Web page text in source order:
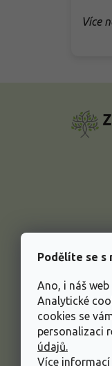
Podělíte se s
Ano, i náš
Analytické
cookies se
personalizaci
údajů.
Více informací
Více